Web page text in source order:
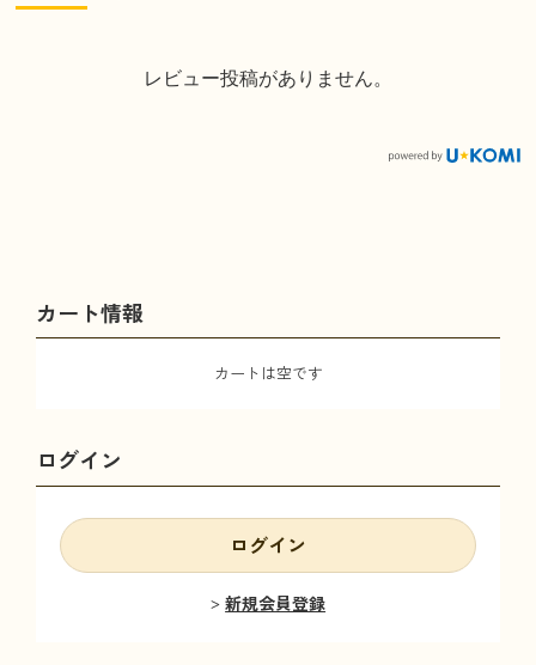
レビュー投稿がありません。
カート情報
カートは空です
ログイン
ログイン
新規会員登録